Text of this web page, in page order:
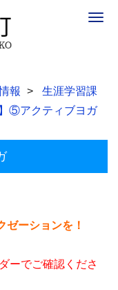
報
生涯学習課
】⑤アクティブヨガ
ゼーションを！
ーでご確認くださ